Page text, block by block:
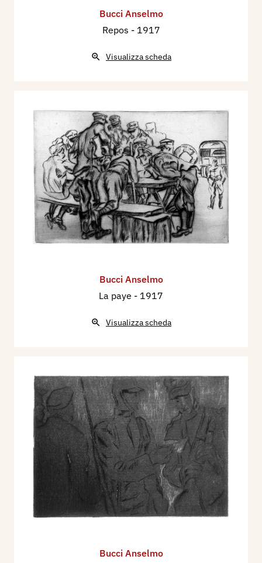
Bucci Anselmo
Repos - 1917
Visualizza scheda
Bucci Anselmo
La paye - 1917
Visualizza scheda
Bucci Anselmo